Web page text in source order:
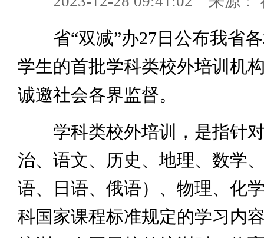
省“双减”办27日公布我省各
学生的首批学科类校外培训机
诚邀社会各界监督。
学科类校外培训，是指针对
治、语文、历史、地理、数学
语、日语、俄语）、物理、化
科国家课程标准规定的学习内